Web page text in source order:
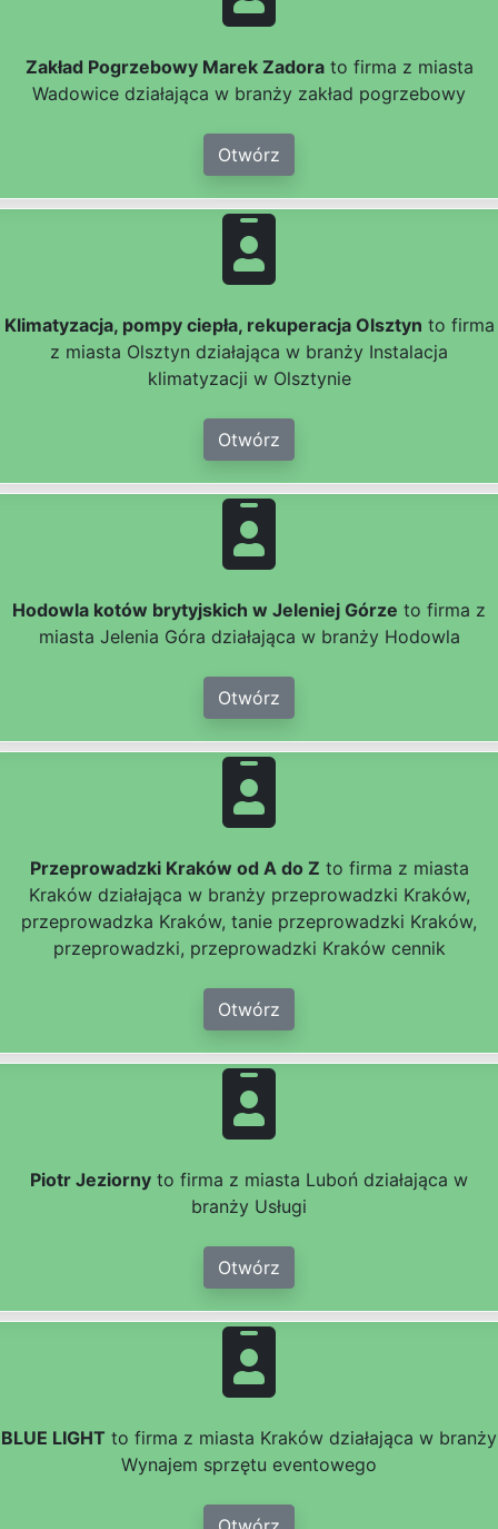
Zakład Pogrzebowy Marek Zadorato firma z miasta
Wadowice działająca w branży zakład pogrzebowy
Otwórz
Klimatyzacja, pompy ciepła, rekuperacja Olsztyn to firma
z miasta Olsztyn działająca w branży Instalacja
klimatyzacji w Olsztynie
Otwórz
Hodowla kotów brytyjskich w Jeleniej Górze to firma z
miasta Jelenia Góra działająca w branży Hodowla
Otwórz
Przeprowadzki Kraków od A do Z to firma z miasta
Kraków działająca w branży przeprowadzki Kraków,
przeprowadzka Kraków, tanie przeprowadzki Kraków,
przeprowadzki, przeprowadzki Kraków cennik
Otwórz
Piotr Jeziorny to firma z miasta Luboń działająca w
branży Usługi
Otwórz
BLUE LIGHT to firma z miasta Kraków działająca w branży
Wynajem sprzętu eventowego